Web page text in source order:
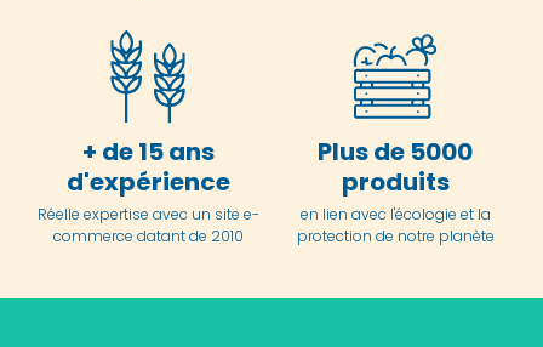
+ de 15 ans
d'expérience
Réelle expertise avec un site e-
commerce datant de 2010
Plus de 5000
produits
en lien avec l'écologie et la
protection de notre planète